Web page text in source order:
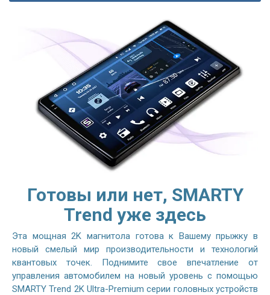
Готовы или нет, SMARTY
Trend уже здесь
Эта мощная 2K магнитола готова к Вашему прыжку в
новый смелый мир производительности и технологий
квантовых точек. Поднимите свое впечатление от
управления автомобилем на новый уровень с помощью
SMARTY Trend 2K Ultra-Premium серии головных устройств